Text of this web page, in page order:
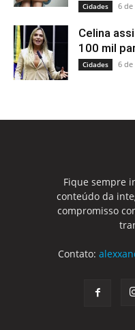
Cidades 6 de
Celina
100 mil
Cidades 6 de
Fique sempre
conteúdo da
compromisso
Contato: